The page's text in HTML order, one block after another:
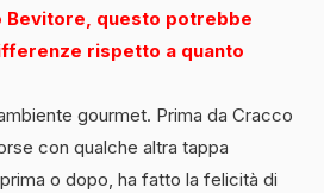
Bevitore, questo potrebbe
rispetto a quanto
gourmet. Prima da Cracco
con qualche altra tappa
o dopo, ha fatto la felicità di